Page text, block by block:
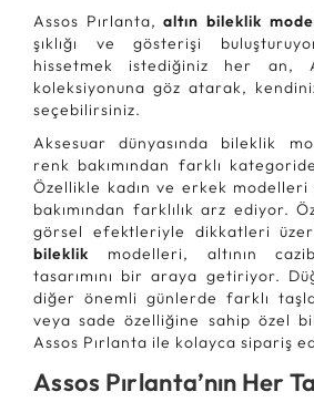
Assos Pırlanta,altın bileklik
şıklığı ve gösterişi
hissetmek istediğiniz her an,
koleksiyonuna göz atarak,
seçebilirsiniz.
Aksesuar dünyasında bileklik
renk bakımından farklı
Özellikle kadın ve erkek modelleri
bakımından farklılık arz ediyor.
görsel efektleriyle dikkatleri
bileklik modelleri, altının
tasarımını bir araya getiriyor.
diğer önemli günlerde farklı
veya sade özelliğine sahip özel
Assos Pırlanta ile kolayca sipariş
Assos Pırlanta’nın Her